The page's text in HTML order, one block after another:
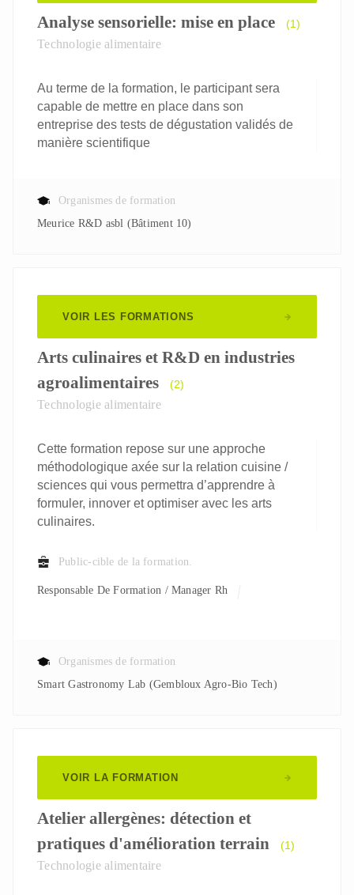
Analyse sensorielle: mise en place (1)
Technologie alimentaire
Au terme de la formation, le participant sera
capable de mettre en place dans son
entreprise des tests de dégustation validés de
manière scientifique
Organismes de formation
Meurice R&D asbl (Bâtiment 10)
VOIR LES FORMATIONS
Arts culinaires et R&D en industries
agroalimentaires
(2)
Technologie alimentaire
Cette formation repose sur une approche
méthodologique axée sur la relation cuisine /
sciences qui vous permettra d’apprendre à
formuler, innover et optimiser avec les arts
culinaires.
Public-cible de la formation.
Responsable De Formation / Manager Rh
Organismes de formation
Smart Gastronomy Lab (Gembloux Agro-Bio Tech)
VOIR LA FORMATION
Atelier allergènes: détection et
pratiques d'amélioration terrain
(1)
Technologie alimentaire